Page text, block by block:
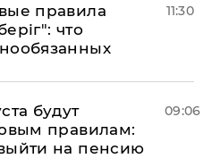
правила
что
11:30
будут
правилам:
на пенсию
09:06